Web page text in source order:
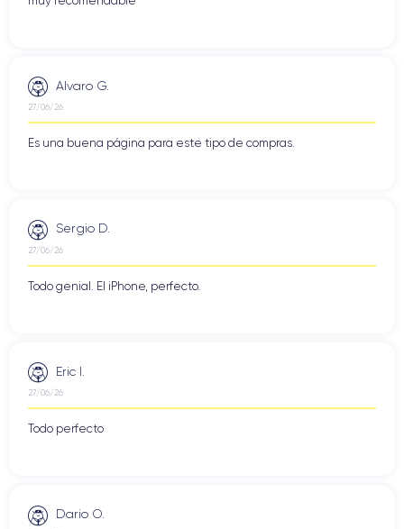
Alvaro G.
27/06/26
Es una buena página para este tipo de compras.
Sergio D.
27/06/26
Todo genial. El iPhone, perfecto.
Eric I.
27/06/26
Todo perfecto
Dario O.